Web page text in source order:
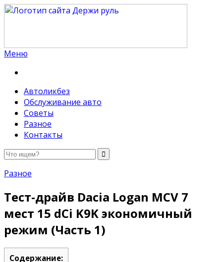
Меню
Автоликбез
Обслуживание авто
Советы
Разное
Контакты
Разное
Тест-драйв Dacia Logan MCV 7
мест 15 dCi K9K экономичный
режим (Часть 1)
Содержание: